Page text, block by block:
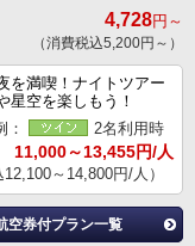
4,728円～
（消費税込5,200円～）
を満喫！ナイトツアー
星空を楽しもう！
：
2名利用時
11,000～13,455円/人
12,100～14,800円/人）
空券付プラン一覧